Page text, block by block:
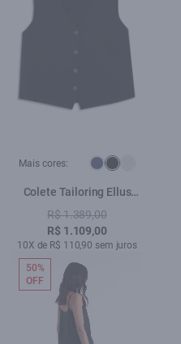
Mais cores:
Colete Tailoring Ellus
Preto
R$ 1.389,00
R$ 1.109,00
10X de R$ 110,90 sem juros
50%
OFF